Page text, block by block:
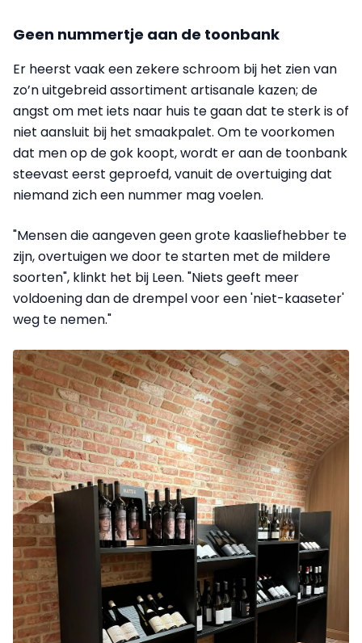
Geen nummertje aan de toonbank
Er heerst vaak een zekere schroom bij het zien van
zo’n uitgebreid assortiment artisanale kazen; de
angst om met iets naar huis te gaan dat te sterk is of
niet aansluit bij het smaakpalet. Om te voorkomen
dat men op de gok koopt, wordt er aan de toonbank
steevast eerst geproefd, vanuit de overtuiging dat
niemand zich een nummer mag voelen.
"Mensen die aangeven geen grote kaasliefhebber te
zijn, overtuigen we door te starten met de mildere
soorten", klinkt het bij Leen. "Niets geeft meer
voldoening dan de drempel voor een 'niet-kaaseter'
weg te nemen."